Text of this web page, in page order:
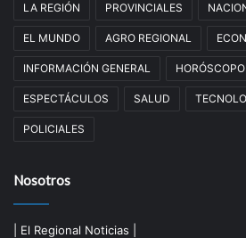
LA REGIÓN PROVINCIALES
EL MUNDO AGRO REGIONAL
INFORMACIÓN GENERAL
ESPECTÁCULOS SALUD
POLICIALES
Nosotros
| El Regional Noticias |